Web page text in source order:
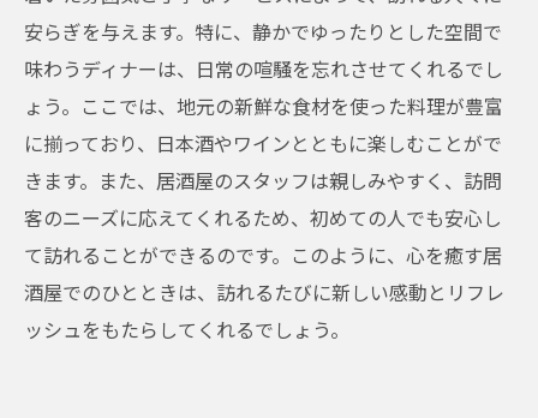
安らぎを与えます。特に、静かでゆったりとした空間で
味わうディナーは、日常の喧騒を忘れさせてくれるでし
ょう。ここでは、地元の新鮮な食材を使った料理が豊富
に揃っており、日本酒やワインとともに楽しむことがで
きます。また、居酒屋のスタッフは親しみやすく、訪問
客のニーズに応えてくれるため、初めての人でも安心し
て訪れることができるのです。このように、心を癒す居
酒屋でのひとときは、訪れるたびに新しい感動とリフレ
ッシュをもたらしてくれるでしょう。